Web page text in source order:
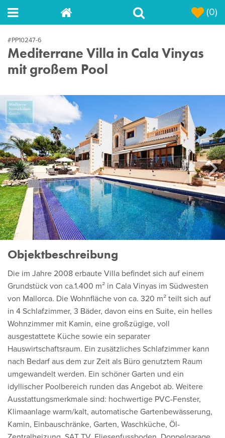
(0)
#PP10247-6
Mediterrane Villa in Cala Vinyas
mit großem Pool
Next
Objektbeschreibung
Die im Jahre 2008 erbaute Villa befindet sich auf einem
Grundstück von ca.1.400 m² in Cala Vinyas im Südwesten
von Mallorca. Die Wohnfläche von ca. 320 m² teilt sich auf
in 4 Schlafzimmer, 3 Bäder, davon eins en Suite, ein helles
Wohnzimmer mit Kamin, eine großzügige, voll
ausgestattete Küche sowie ein separater
Hauswirtschaftsraum. Ein zusätzliches Schlafzimmer kann
nach Bedarf aus dem zur Zeit als Büro genutztem Raum
umgewandelt werden. Ein schöner Garten und ein
idyllischer Poolbereich runden das Angebot ab. Weitere
Ausstattungsmerkmale sind: hochwertige PVC-Fenster,
Klimaanlage warm/kalt, automatische Gartenbewässerung,
Kamin, Einbauschränke, Garten, Waschküche, Öl-